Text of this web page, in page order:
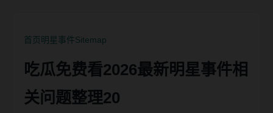
首页明星事件Sitemap
吃瓜免费看2026最新明星事件相
关问题整理20